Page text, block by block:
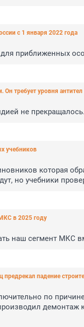
с 1 января 2022 года
приближенных
требует уровня
не прекращалось.
учебников
которая
но учебники
в 2025 году
наш сегмент МКС
падение
по
демонтаж